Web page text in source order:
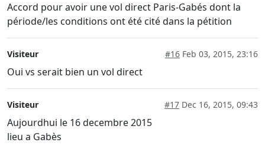
Accord pour avoir une vol direct Paris-Gabés dont la
période/les conditions ont été cité dans la pétition
Visiteur #16 Feb 03, 2015, 23:16
Oui vs serait bien un vol direct
Visiteur #17 Dec 16, 2015, 09:43
Aujourdhui le 16 decembre 2015
lieu a Gabès